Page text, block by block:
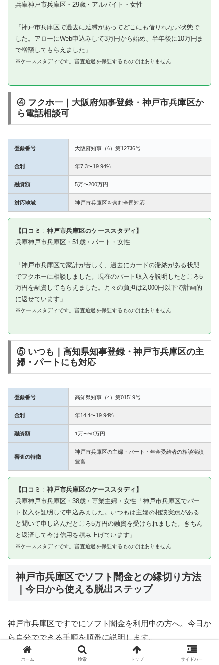
兵庫神戸市兵庫区・29歳・アルバイト・女性
「神戸市兵庫区で過去に延滞があってどこにも借りれない状態で
した。アローにWeb申込みして3万円から始め、半年後に10万円ま
で増額してもらえました」
※ケーススタディです。審査通過を保証するものではありません
④ フクホー｜大阪府知事登録・神戸市兵庫区か
ら電話相談可
登録番号 大阪府知事（6）第12736号
金利 年7.3〜19.94%
融資額 5万〜200万円
対応地域 神戸市兵庫区を含む全国対応
【口コミ：神戸市兵庫区のケーススタディ】
兵庫神戸市兵庫区・51歳・パート・女性
「神戸市兵庫区で家計が苦しく、過去にカードの滞納がある状態
でフクホーに相談しました。現在のパート収入を説明したところ5
万円を融資してもらえました。月々の負担は2,000円以下で計画的
に返せています」
※ケーススタディです。審査通過を保証するものではありません
⑤ いつも｜高知県知事登録・神戸市兵庫区の主
婦・パートにも対応
登録番号 高知県知事（4）第01519号
金利 年14.4〜19.94%
融資額 1万〜50万円
審査の特徴
神戸市兵庫区の主婦・パート・年金受給者の相談実績
豊富
【口コミ：神戸市兵庫区のケーススタディ】
兵庫神戸市兵庫区・38歳・専業主婦・女性「神戸市兵庫区でパー
ト収入を証明して申込みました。いつもは主婦の相談実績がある
と聞いて申し込んだところ5万円の融資を受けられました。きちん
と返済して今は信用を積み上げています」
※ケーススタディです。審査通過を保証するものではありません
神戸市兵庫区でソフト闇金との縁切り方法
｜今日から使える脱出ステップ
神戸市兵庫区ですでにソフト闇金を利用中の方へ。今日か
ら自分でできる手順を順番に説明します。
ホーム 検索 トップ サイドバー